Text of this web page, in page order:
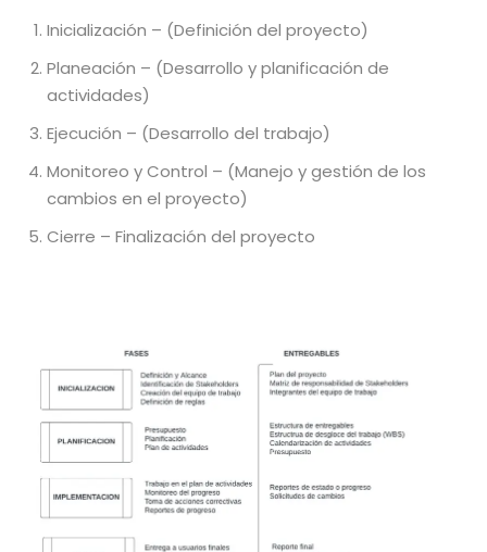
Inicialización – (Definición del proyecto)
Planeación – (Desarrollo y planificación de
actividades)
Ejecución – (Desarrollo del trabajo)
Monitoreo y Control – (Manejo y gestión de los
cambios en el proyecto)
Cierre – Finalización del proyecto